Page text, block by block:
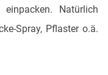
Natürlich
Spray, Pflaster o.ä.